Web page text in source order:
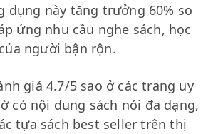
dụng này tăng trưởng 60% so
ứng nhu cầu nghe sách, học
người bận rộn.
giá 4.7/5 sao ở các trang uy
có nội dung sách nói đa dạng,
tựa sách best seller trên thị